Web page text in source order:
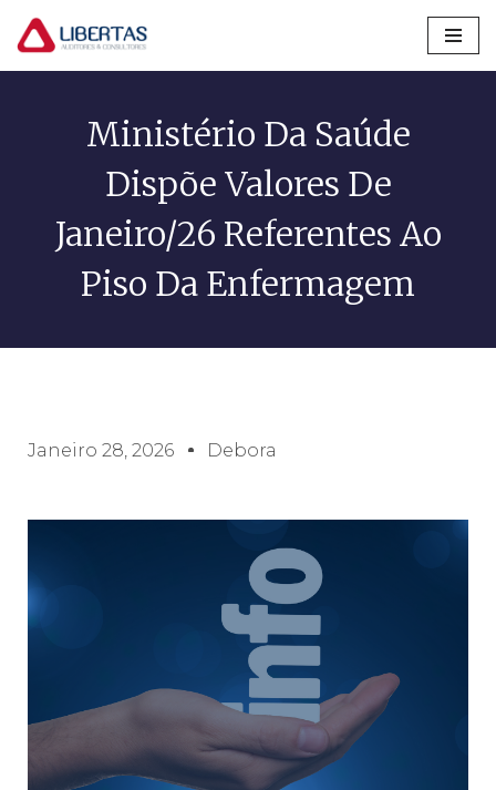
Pular
Ministério Da Saúde
Dispõe Valores De
Janeiro/26 Referentes Ao
Piso Da Enfermagem
Janeiro 28, 2026 Debora